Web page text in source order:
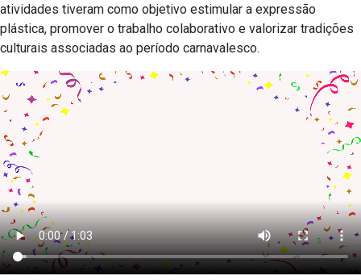
atividades tiveram como objetivo estimular a expressão
plástica, promover o trabalho colaborativo e valorizar tradições
culturais associadas ao período carnavalesco.